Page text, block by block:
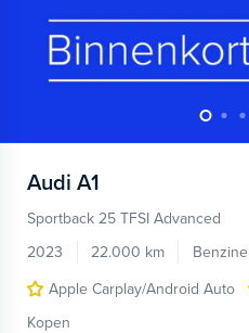
Audi A1
Sportback 25 TFSI Advanced
2023
22.000 km Benzine
Apple Carplay/Android Auto
Kopen